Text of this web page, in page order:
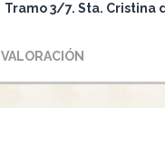
Tramo 3/7. Sta. Cristina
VALORACIÓN